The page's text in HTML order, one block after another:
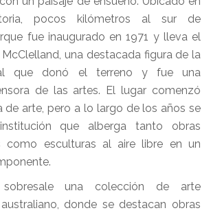
pocos kilómetros al sur de
fue inaugurado en 1971 y lleva el
una destacada figura de la
que donó el terreno y fue una
de las artes. El lugar comenzó
de arte, pero a lo largo de los años se
que alberga tanto obras
como esculturas al aire libre en un
una colección de arte
donde se destacan obras